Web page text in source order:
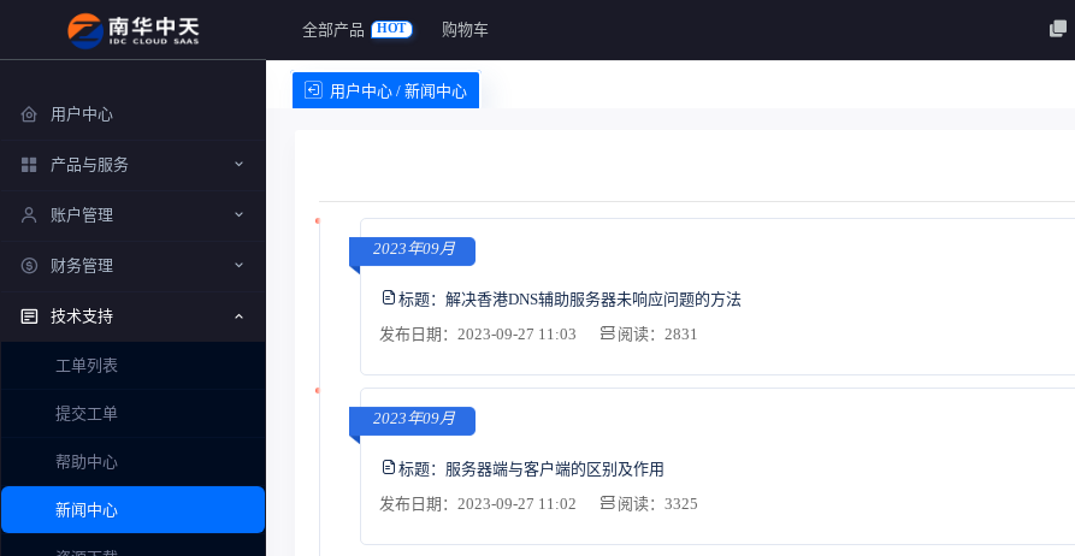
全部产品 HOT 购物车
用户中心 / 新闻中心
用户中心
产品与服务
账户管理
财务管理
技术支持
工单列表
提交工单
帮助中心
新闻中心
2023年09月
标题： 解决香港DNS辅助服务器未响应问题的方法
发布日期：2023-09-27 11:03
阅读：2831
2023年09月
标题： 服务器端与客户端的区别及作用
发布日期：2023-09-27 11:02
阅读：3325